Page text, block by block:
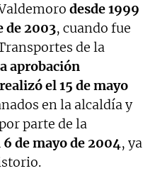
desde 1999
de 2003, cuando fue
de la
aprobación
el 15 de mayo
en la alcaldía y
parte de la
6 de mayo de 2004, ya